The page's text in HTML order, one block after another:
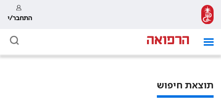
התחבר/י
תוצאת חיפוש